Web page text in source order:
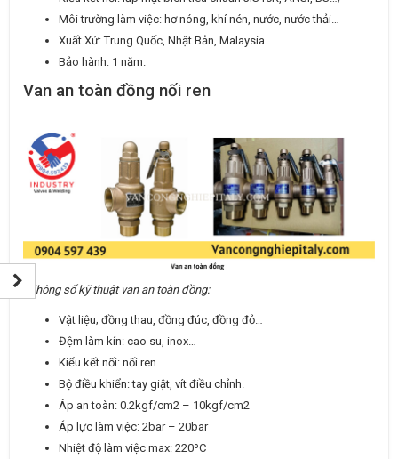
Môi trường làm việc: hơ nóng, khí nén, nước, nước thải…
Xuất Xứ: Trung Quốc, Nhật Bản, Malaysia.
Bảo hành: 1 năm.
Van an toàn đồng nối ren
*Thông số kỹ thuật van an toàn đồng:
Vật liệu; đồng thau, đồng đúc, đồng đỏ…
Đệm làm kín: cao su, inox…
Kiểu kết nối: nối ren
Bộ điều khiển: tay giật, vít điều chỉnh.
Áp an toàn: 0.2kgf/cm2 – 10kgf/cm2
Áp lực làm việc: 2bar – 20bar
Nhiệt độ làm việc max: 220ºC